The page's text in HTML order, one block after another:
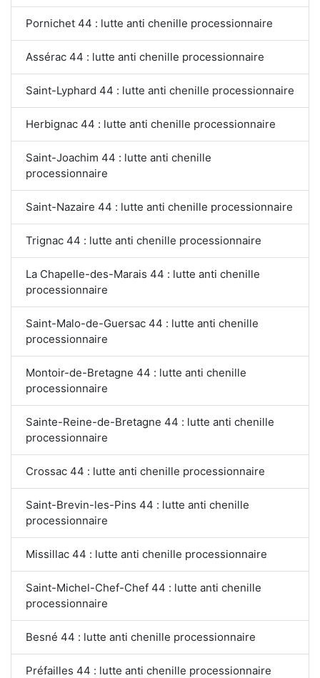
Pornichet 44 : lutte anti chenille processionnaire
Assérac 44 : lutte anti chenille processionnaire
Saint-Lyphard 44 : lutte anti chenille processionnaire
Herbignac 44 : lutte anti chenille processionnaire
Saint-Joachim 44 : lutte anti chenille
processionnaire
Saint-Nazaire 44 : lutte anti chenille processionnaire
Trignac 44 : lutte anti chenille processionnaire
La Chapelle-des-Marais 44 : lutte anti chenille
processionnaire
Saint-Malo-de-Guersac 44 : lutte anti chenille
processionnaire
Montoir-de-Bretagne 44 : lutte anti chenille
processionnaire
Sainte-Reine-de-Bretagne 44 : lutte anti chenille
processionnaire
Crossac 44 : lutte anti chenille processionnaire
Saint-Brevin-les-Pins 44 : lutte anti chenille
processionnaire
Missillac 44 : lutte anti chenille processionnaire
Saint-Michel-Chef-Chef 44 : lutte anti chenille
processionnaire
Besné 44 : lutte anti chenille processionnaire
Préfailles 44 : lutte anti chenille processionnaire